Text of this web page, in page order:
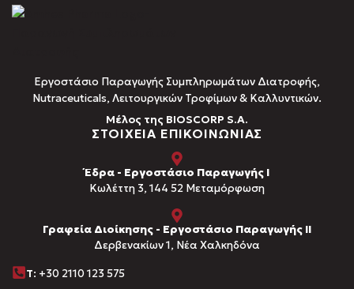
Εργοστάσιο Παραγωγής Συμπληρωμάτων Διατροφής,
Νutraceuticals, Λειτουργικών Τροφίμων & Καλλυντικών.
Μέλος της BIOSCORP S.A.
ΣΤΟΙΧΕΙΑ ΕΠΙΚΟΙΝΩΝΙΑΣ
Έδρα - Εργοστάσιο Παραγωγής Ι
Kωλέττη 3, 144 52 Μεταμόρφωση
Γραφεία Διοίκησης - Εργοστάσιο Παραγωγής ΙΙ
Δερβενακίων 1, Νέα Χαλκηδόνα
Τ: +30 2110 123 575